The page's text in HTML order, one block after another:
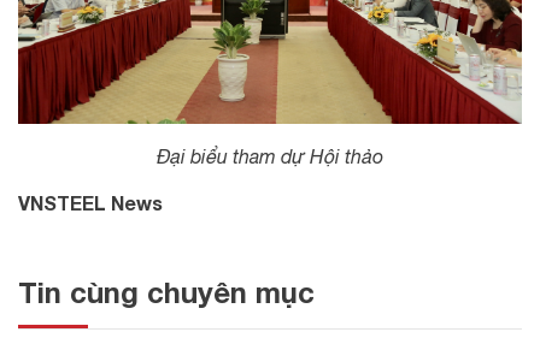
Đại biểu tham dự Hội thảo
VNSTEEL News
Tin cùng chuyên mục